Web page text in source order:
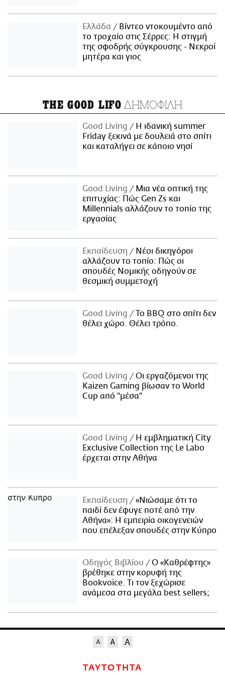
Ελλάδα
Βίντεο ντοκουμέντο από
το τροχαίο στις Σέρρες: Η στιγμή
της σφοδρής σύγκρουσης - Νεκροί
μητέρα και γιος
THE GOOD LIFO ΔΗΜΟΦΙΛΗ
Good Living
Η ιδανική summer
Friday ξεκινά με δουλειά στο σπίτι
και καταλήγει σε κάποιο νησί
Good Living
Μια νέα οπτική της
επιτυχίας: Πώς Gen Zs και
Millennials αλλάζουν το τοπίο της
εργασίας
Εκπαίδευση
Νέοι δικηγόροι
αλλάζουν το τοπίο: Πώς οι
σπουδές Νομικής οδηγούν σε
θεσμική συμμετοχή
Good Living
Το BBQ στο σπίτι δεν
θέλει χώρο. Θέλει τρόπο.
Good Living
Οι εργαζόμενοι της
Kaizen Gaming βίωσαν το World
Cup από "μέσα"
Good Living
Η εμβληματική City
Exclusive Collection της Le Labo
έρχεται στην Αθήνα
Εκπαίδευση
«Νιώσαμε ότι το
παιδί δεν έφυγε ποτέ από την
Αθήνα»: Η εμπειρία οικογενειών
που επέλεξαν σπουδές στην Κύπρο
Οδηγός Βιβλίου
Ο «Καθρέφτης»
βρέθηκε στην κορυφή της
Bookvoice. Τι τον ξεχώρισε
ανάμεσα στα μεγάλα best sellers;
ΤΑΥΤΟΤΗΤΑ